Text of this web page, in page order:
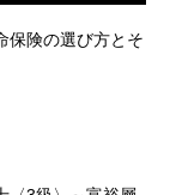
保険の選び方とそ